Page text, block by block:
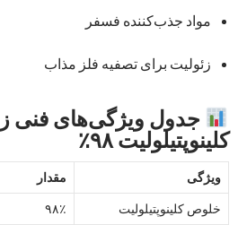
مواد جذب‌کننده فسفر
زئولیت برای تصفیه فلز مذاب
جدول ویژگی‌های فنی
کلینوپتیلولیت ۹۸٪
ویژگی مقدار
خلوص کلینوپتیلولیت ۹۸٪